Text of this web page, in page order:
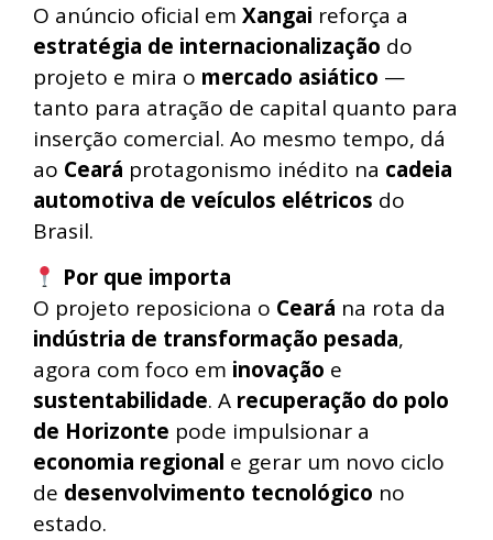
O anúncio oficial em Xangai reforça a
estratégia de internacionalização do
projeto e mira o mercado asiático —
tanto para atração de capital quanto para
inserção comercial. Ao mesmo tempo, dá
ao Ceará protagonismo inédito na cadeia
automotiva de veículos elétricos do
Brasil.
Por que importa
O projeto reposiciona o Ceará na rota da
indústria de transformação pesada,
agora com foco em inovação e
sustentabilidade. A recuperação do polo
de Horizonte pode impulsionar a
economia regional e gerar um novo ciclo
de desenvolvimento tecnológico no
estado.